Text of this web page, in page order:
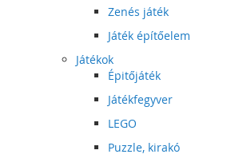
Zenés játék
Játék építőelem
Játékok
Épitőjáték
Játékfegyver
LEGO
Puzzle, kirakó